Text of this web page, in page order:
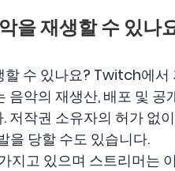
을 재생할 수 있나
수 있나요? Twitch에서
악의 재생산, 배포 및
저작권 소유자의 허가 없
을 당할 수도 있습니다.
지고 있으며 스트리머는